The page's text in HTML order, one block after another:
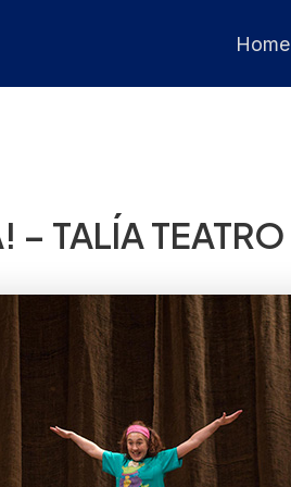
Home
– TALÍA TEATRO